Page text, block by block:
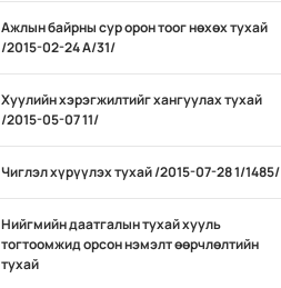
Ажлын байрны сур орон тоог нөхөх тухай
/2015-02-24 А/31/
Хуулийн хэрэгжилтийг хангуулах тухай
/2015-05-07 11/
Чиглэл хүрүүлэх тухай /2015-07-28 1/1485/
Нийгмийн даатгалын тухай хууль
тогтоомжид орсон нэмэлт өөрчлөлтийн
тухай